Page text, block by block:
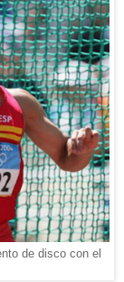
de disco con el